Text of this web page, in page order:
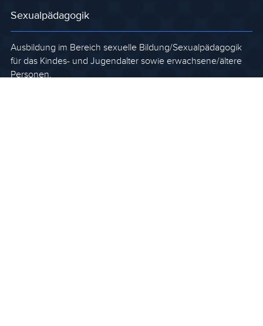
Sexualpädagogik
Ausbildung im Bereich sexuelle Bildung/Sexualpädagogik
für das Kindes- und Jugendalter sowie erwachsene/ältere
Personen.